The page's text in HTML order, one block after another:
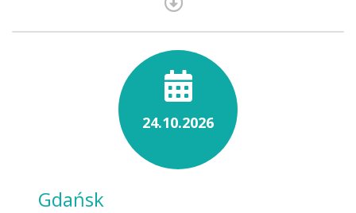
24.10.2026
Gdańsk